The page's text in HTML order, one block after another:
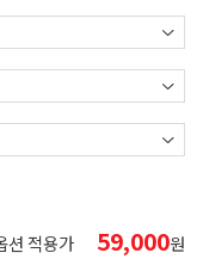
션 적용가 59,000원